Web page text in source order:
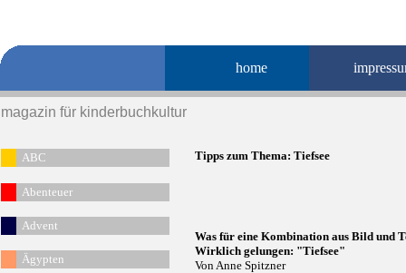
home
magazin für kinderbuchkultur
ABC
Abenteuer
Advent
Ägypten
Tipps zum Thema: Tiefsee
Was für eine Kombination aus Bild und
Wirklich gelungen: "Tiefsee"
Von Anne Spitzner